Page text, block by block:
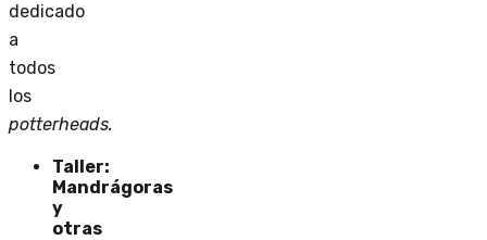
dedicado
a
todos
los
potterheads.
Taller:
Mandrágoras
y
otras